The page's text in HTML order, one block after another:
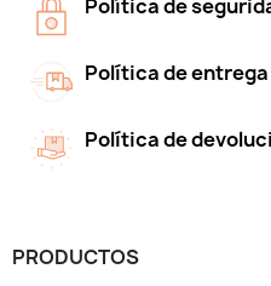
Política de
Política de entrega
Política de
PRODUCTOS